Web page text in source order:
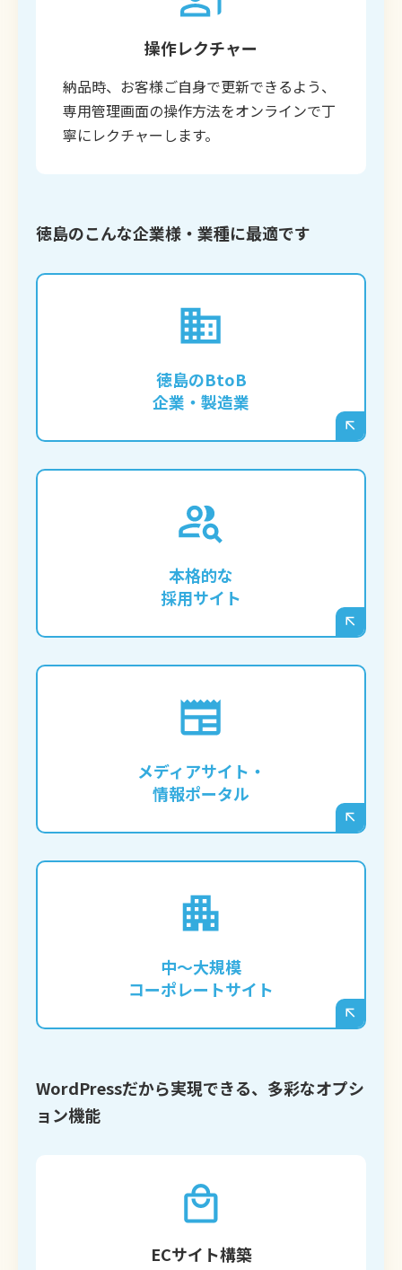
操作レクチャー
納品時、お客様ご自身で更新できるよう、
専用管理画面の操作方法をオンラインで丁
寧にレクチャーします。
徳島のこんな企業様・業種に最適です
徳島のBtoB
企業・製造業
専門的な技術や製品情報をブログで発信
合わせを獲得したい企業様。
本格的な
採用サイト
徳島の求職者に響くコンテンツを継続的に
発信し、応募者とのミスマッチを減らす
「オウンドメディア型」の採用サイトを構
築したい企業様。
メディアサイト・
情報ポータル
徳島の専門情報サイトや、特定のジャンル
事を管理・運営したい企業様。
中〜大規模
コーポレートサイト
IR情報、事業紹介、実績紹介など、多岐に
わたる情報を整理し、徳島のステークホル
ダーへ向けて信頼性の高い情報を発信した
WordPressだから実現できる、多彩なオプシ
ョン機能
ECサイト構築